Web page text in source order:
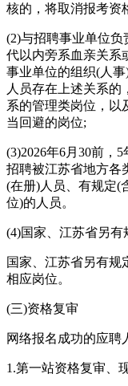
核的，将取消报考资
(2)与招聘事业单位
代以内旁系血亲关系
事业单位的组织(人
人员存在上述关系的
系的管理类岗位，以
当回避的岗位;
(3)2026年6月30前，
招聘被江苏省地方各
(在册)人员、有规定(
位)的人员。
(4)国家、江苏省另有
国家、江苏省另有规
相应岗位。
(三)资格复审
网络报名成功的应聘
1.第一站资格复审、